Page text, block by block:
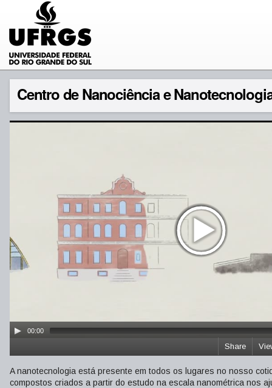
Centro de Nanociência e
00:00
Share
A nanotecnologia está presente em todos os lugares no nosso
compostos criados a partir do estudo na escala nanométrica nos